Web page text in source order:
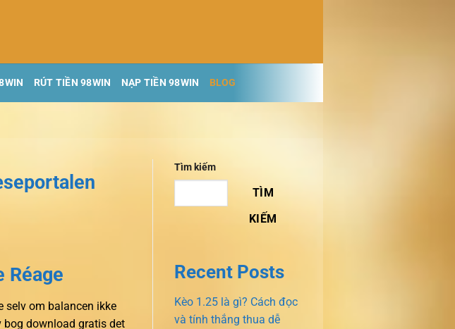
RÚT TIỀN 98WIN NẠP TIỀN 98WIN BLOG
Réage
selv om balancen ikke
bog download gratis det
Tìm kiếm
TÌM
KIẾM
Recent Posts
Kèo 1.25 là gì? Cách đọc
và tính thắng thua dễ